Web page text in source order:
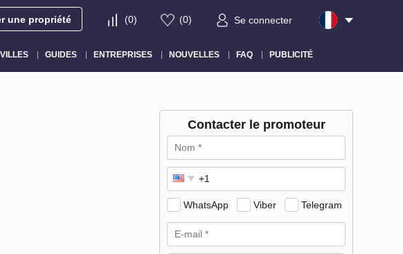
une propriété (0) (0) Se connecter
VILLES GUIDES ENTREPRISES NOUVELLES FAQ PUBLICITÉ
Contacter le promoteur
WhatsApp Viber Telegram